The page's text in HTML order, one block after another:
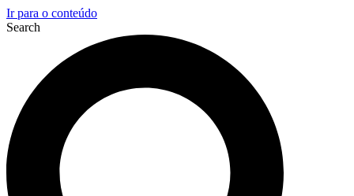
Ir para o conteúdo
Search